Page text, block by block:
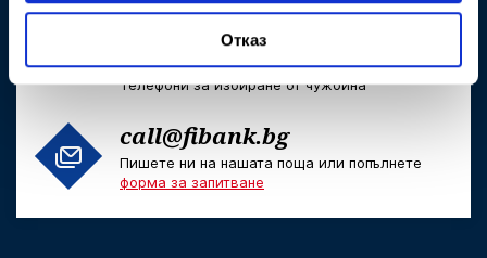
Отказ
+359 2 818 0007
или+359 2 818 0006
Телефони за избиране от чужбина
call@fibank.bg
Пишете ни на нашата поща или попълнете
форма за запитване